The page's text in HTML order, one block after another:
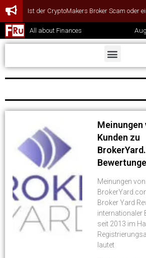
Ist der CryptoMakers Broker Scam oder
All about Finances
Meinungen
Kunden zu
Meinungen
Broker Yard
internationaler
seit 2013 im
lautet